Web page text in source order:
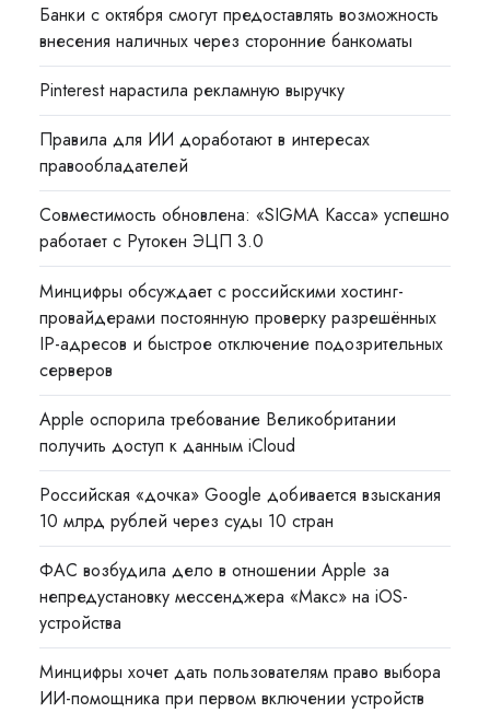
Банки с октября смогут предоставлять возможность
внесения наличных через сторонние банкоматы
Pinterest нарастила рекламную выручку
Правила для ИИ доработают в интересах
правообладателей
Совместимость обновлена: «SIGMA Касса» успешно
работает с Рутокен ЭЦП 3.0
Минцифры обсуждает с российскими хостинг-
провайдерами постоянную проверку разрешённых
IP-адресов и быстрое отключение подозрительных
серверов
Apple оспорила требование Великобритании
получить доступ к данным iCloud
Российская «дочка» Google добивается взыскания
10 млрд рублей через суды 10 стран
ФАС возбудила дело в отношении Apple за
непредустановку мессенджера «Макс» на iOS-
устройства
Минцифры хочет дать пользователям право выбора
ИИ-помощника при первом включении устройств